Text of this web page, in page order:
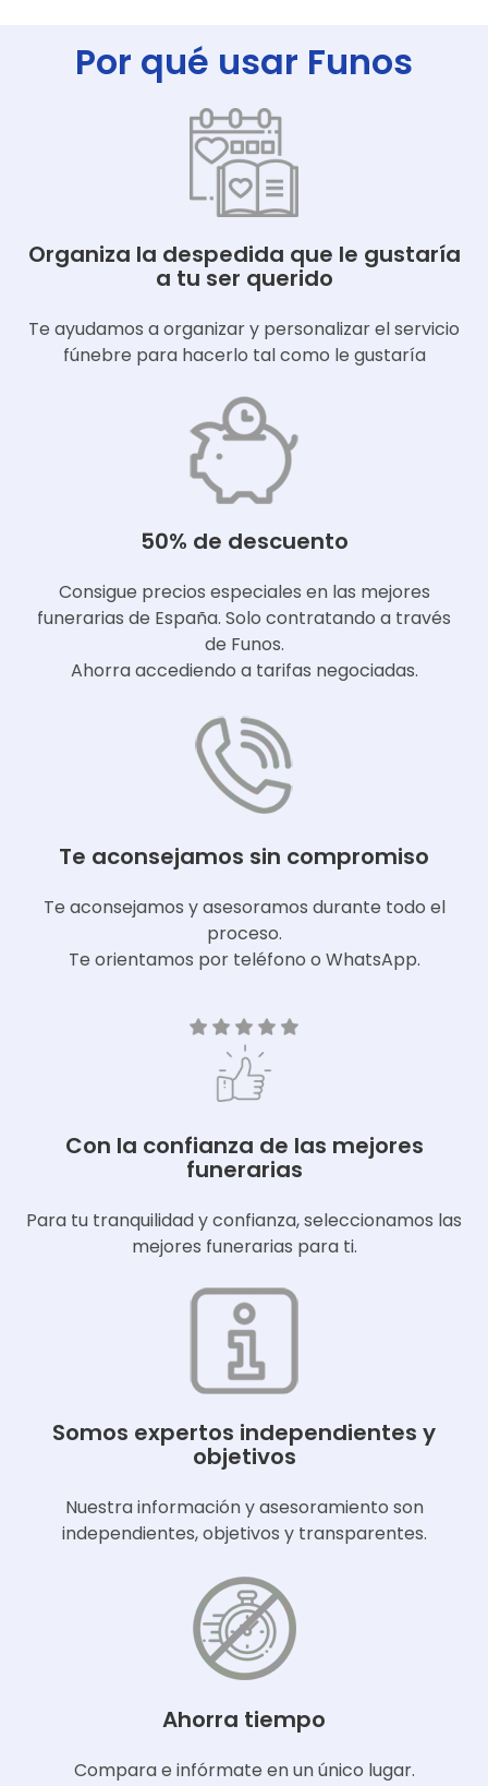
Por qué usar Funos
Organiza la despedida que le gustaría
a tu ser querido
Te ayudamos a organizar y personalizar el servicio
fúnebre para hacerlo tal como le gustaría
50% de descuento
Consigue precios especiales en las mejores
funerarias de España. Solo contratando a través
de Funos.
Ahorra accediendo a tarifas negociadas.
Te aconsejamos sin compromiso
Te aconsejamos y asesoramos durante todo el
proceso.
Te orientamos por teléfono o WhatsApp.
Con la confianza de las mejores
funerarias
Para tu tranquilidad y confianza, seleccionamos las
mejores funerarias para ti.
Somos expertos independientes y
objetivos
Nuestra información y asesoramiento son
independientes, objetivos y transparentes.
Ahorra tiempo
Compara e infórmate en un único lugar.